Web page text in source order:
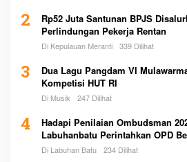
2
Rp52 Juta Santunan BPJS
Perlindungan Pekerja Rentan
Di Kepulauan Meranti 339 Dilihat
3
Dua Lagu Pangdam VI
Kompetisi HUT RI
Di Musik 247 Dilihat
4
Hadapi Penilaian Ombudsman
Labuhanbatu Perintahkan OPD
Di Labuhan Batu 234 Dilihat